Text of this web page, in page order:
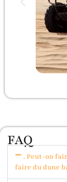
FAQ
. Peut-on
faire du dune